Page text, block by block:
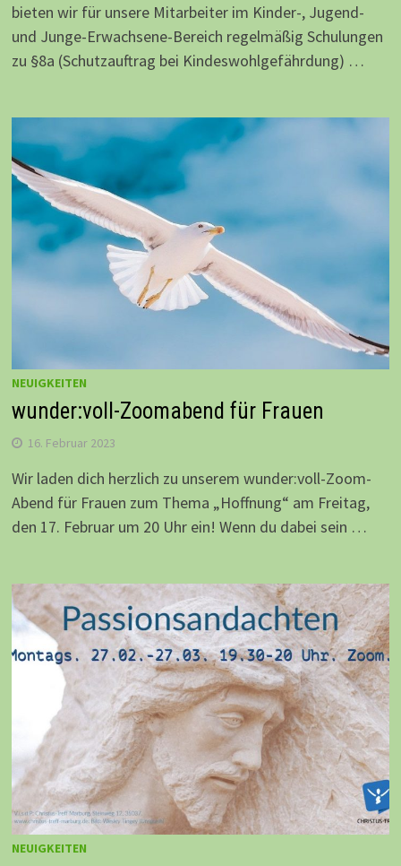
bieten wir für unsere Mitarbeiter im Kinder-, Jugend-
und Junge-Erwachsene-Bereich regelmäßig Schulungen
zu §8a (Schutzauftrag bei Kindeswohlgefährdung) …
NEUIGKEITEN
wunder:voll-Zoomabend für Frauen
16. Februar 2023
Wir laden dich herzlich zu unserem wunder:voll-Zoom-
Abend für Frauen zum Thema „Hoffnung“ am Freitag,
den 17. Februar um 20 Uhr ein! Wenn du dabei sein …
NEUIGKEITEN